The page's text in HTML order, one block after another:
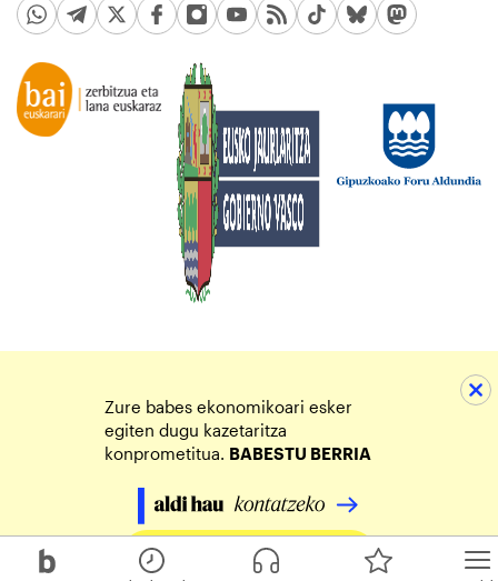
Zure babes ekonomikoari esker
egiten dugu kazetaritza
konprometitua. BABESTU BERRIA
Egin zure ekarpena